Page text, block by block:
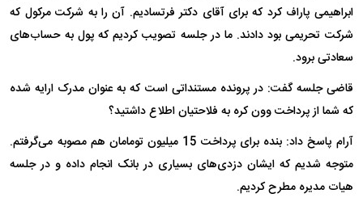
ابراهیمی پاراف کرد که برای آقای دکتر فرتسادیم. آن را به شرکت مرکول که
شرکت تحریمی بود دادند. ما در جلسه تصویب کردیم که پول به حساب‌های
سعادتی برود.
قاضی جلسه گفت: در پرونده مستنداتی است که به عنوان مدرک ارایه شده
که شما از پرداخت وون کره به فلاحتیان اطلاع داشتید؟
آرام پاسخ داد: بنده برای پرداخت 15 میلیون تومامان هم مصوبه می‌گرفتم.
متوجه شدیم که ایشان دزدی‌های بسیاری در بانک انجام داده و در جلسه
هیات مدیره مطرح کردیم.